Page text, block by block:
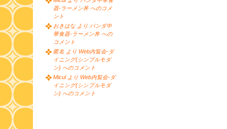
器-ラーメン丼 へのコメ
ント
おきはな より パンダ中
華食器-ラーメン丼 への
コメント
匿名 より Web内覧会-ダ
イニング(シンプルモダ
ン) へのコメント
Micul より Web内覧会-ダ
イニング(シンプルモダ
ン) へのコメント